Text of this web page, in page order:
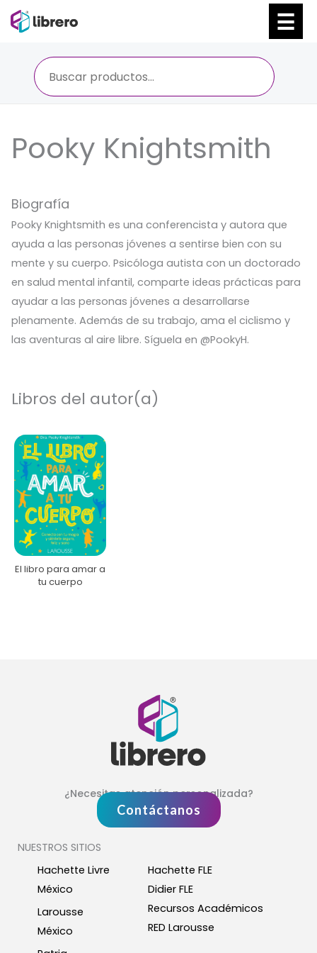
Pooky Knightsmith
Biografía
Pooky Knightsmith es una conferencista y autora que
ayuda a las personas jóvenes a sentirse bien con su
mente y su cuerpo. Psicóloga autista con un doctorado
en salud mental infantil, comparte ideas prácticas para
ayudar a las personas jóvenes a desarrollarse
plenamente. Además de su trabajo, ama el ciclismo y
las aventuras al aire libre. Síguela en @PookyH.
Libros del autor(a)
El libro para amar a
tu cuerpo
¿Necesitas atención personalizada?
Contáctanos
NUESTROS SITIOS
Hachette Livre
México
Larousse
México
Hachette FLE
Didier FLE
Recursos Académicos
RED Larousse